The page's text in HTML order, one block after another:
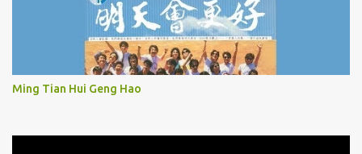
Ming Tian Hui Geng Hao